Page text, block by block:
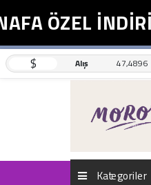
ÖZEL İNDİRİM
$ Alış 47,4896
Kategoriler